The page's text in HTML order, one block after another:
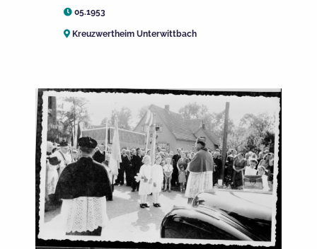
05.1953
Kreuzwertheim Unterwittbach